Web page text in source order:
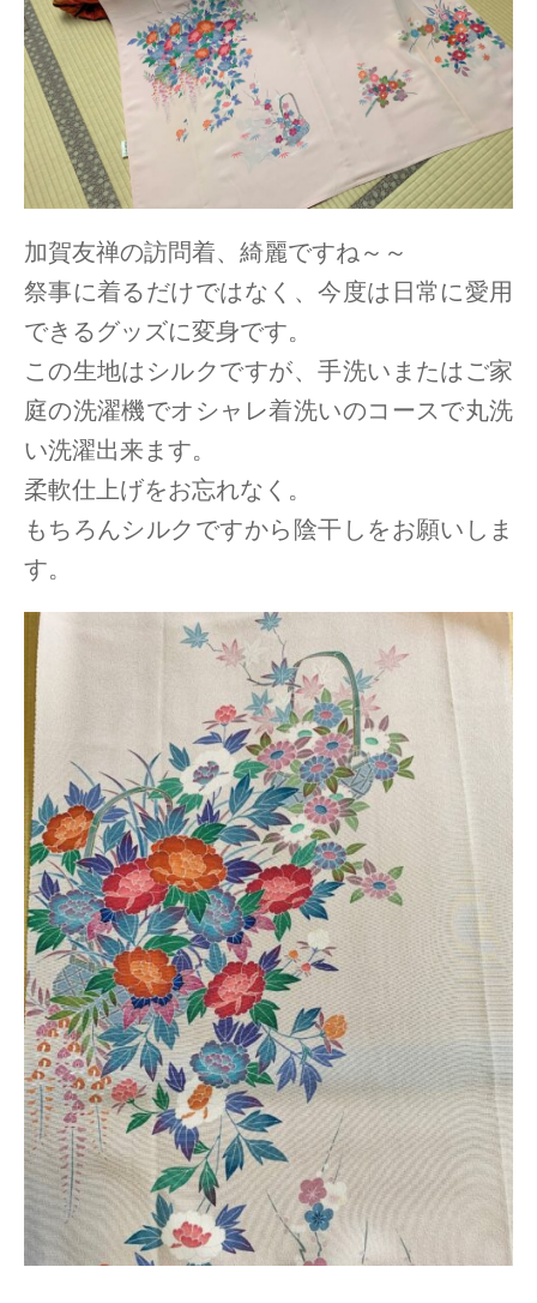
加賀友禅の訪問着、綺麗ですね～～
祭事に着るだけではなく、今度は日常に愛用
できるグッズに変身です。
この生地はシルクですが、手洗いまたはご家
庭の洗濯機でオシャレ着洗いのコースで丸洗
い洗濯出来ます。
柔軟仕上げをお忘れなく。
もちろんシルクですから陰干しをお願いしま
す。